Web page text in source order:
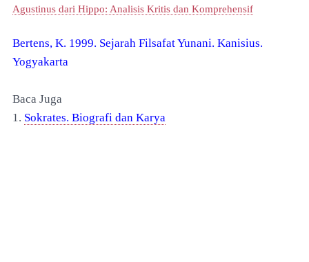
Agustinus dari Hippo: Analisis Kritis dan Komprehensif
Bertens, K. 1999. Sejarah Filsafat Yunani. Kanisius.
Yogyakarta
Baca Juga
1. Sokrates. Biografi dan Karya